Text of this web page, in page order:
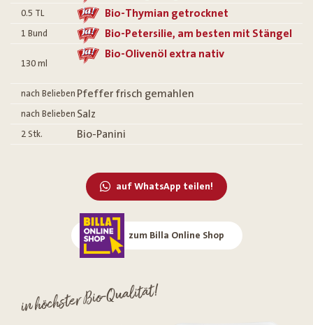
0.5 TL Bio-Thymian getrocknet
1 Bund Bio-Petersilie, am besten mit Stängel
130 ml
Bio-Olivenöl extra nativ
nach Belieben Pfeffer frisch gemahlen
nach Belieben Salz
2 Stk. Bio-Panini
auf WhatsApp teilen!
zum Billa Online Shop
in höchster Bio-Qualität!